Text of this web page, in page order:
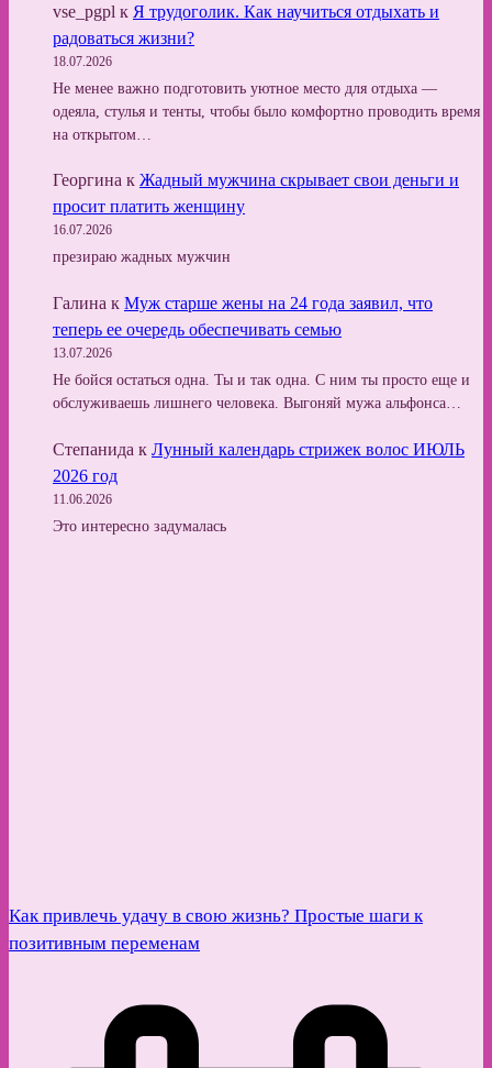
vse_pgpl к Я трудоголик. Как научиться отдыхать и
радоваться жизни?
18.07.2026
Не менее важно подготовить уютное место для отдыха —
одеяла, стулья и тенты, чтобы было комфортно проводить время
на открытом…
Георгина к Жадный мужчина скрывает свои деньги и
просит платить женщину
16.07.2026
презираю жадных мужчин
Галина к Муж старше жены на 24 года заявил, что
теперь ее очередь обеспечивать семью
13.07.2026
Не бойся остаться одна. Ты и так одна. С ним ты просто еще и
обслуживаешь лишнего человека. Выгоняй мужа альфонса…
Степанида к Лунный календарь стрижек волос ИЮЛЬ
2026 год
11.06.2026
Это интересно задумалась
Как привлечь удачу в свою жизнь? Простые шаги к
позитивным переменам